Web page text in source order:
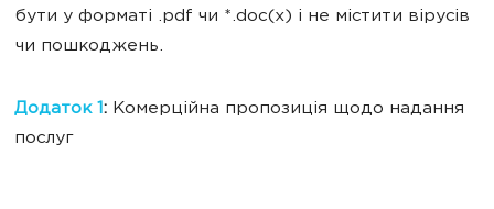
бути у форматі .pdf чи *.doc(x) і не містити вірусів
чи пошкоджень.
Додаток 1: Комерційна пропозиція щодо надання
послуг